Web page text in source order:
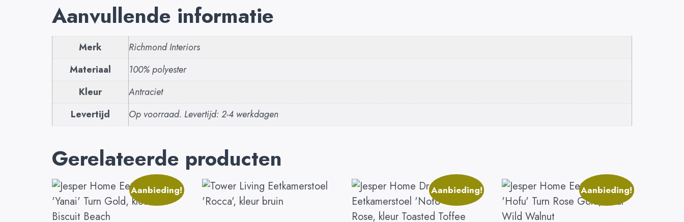
Aanvullende informatie
Merk
Richmond Interiors
Materiaal
100% polyester
Kleur
Antraciet
Levertijd
Op voorraad. Levertijd: 2-4 werkdagen
Gerelateerde producten
Aanbieding! Aanbieding! Aanbieding!